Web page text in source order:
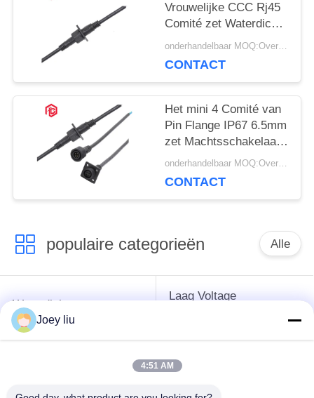
Vrouwelijke CCC Rj45
Comité zet Waterdichte
Schakelaar op
onderhandelbaar MOQ:Overeen te komen
CONTACT
Het mini 4 Comité van
Pin Flange IP67 6.5mm
zet Machtsschakelaar
onderhandelbaar MOQ:Overeen te komen
CONTACT
populaire categorieën Alle
Waterdichte
Cirkelschakelaar
Laag Voltage
Joey liu
4:51 AM